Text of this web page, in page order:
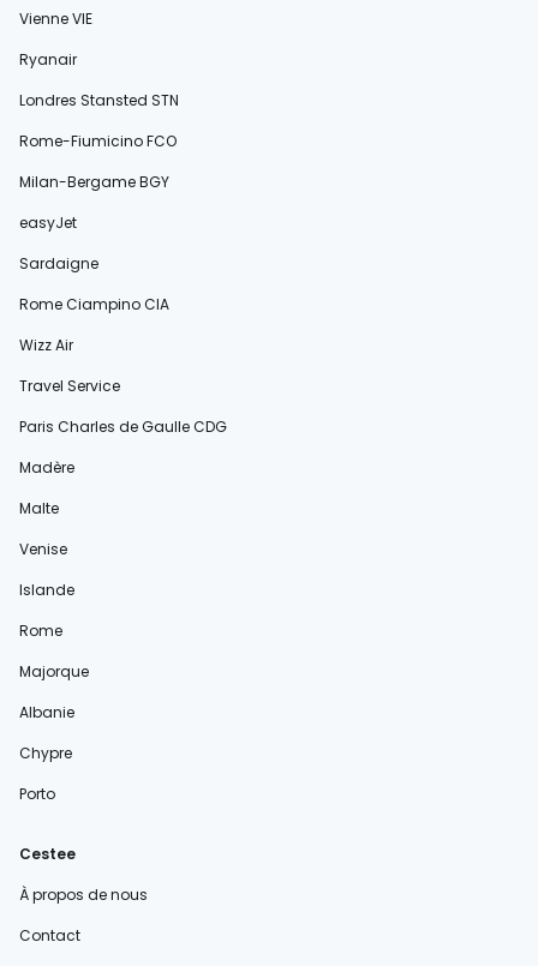
Vienne VIE
Ryanair
Londres Stansted STN
Rome-Fiumicino FCO
Milan-Bergame BGY
easyJet
Sardaigne
Rome Ciampino CIA
Wizz Air
Travel Service
Paris Charles de Gaulle CDG
Madère
Malte
Venise
Islande
Rome
Majorque
Albanie
Chypre
Porto
Cestee
À propos de nous
Contact